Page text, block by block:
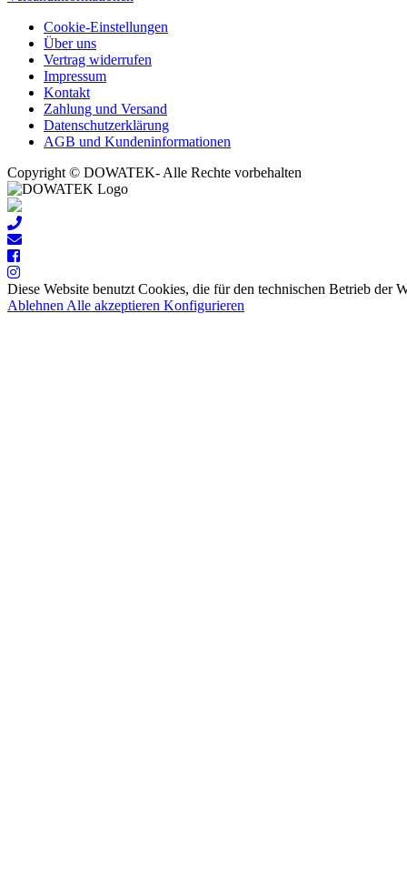
Cookie-Einstellungen
Über uns
Vertrag widerrufen
Impressum
Kontakt
Zahlung und Versand
Datenschutzerklärung
AGB und Kundeninformationen
Copyright © DOWATEK- Alle Rechte vorbehalten
Diese Website benutzt Cookies, die für den technischen Betrieb der
Ablehnen Alle akzeptieren Konfigurieren